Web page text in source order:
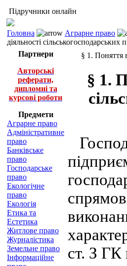
Підручники онлайн
Головна Аграрне право
діяльності
Партнери
Авторські
реферати,
дипломні та
курсові роботи
Предмети
Аграрне право
Адміністративне
право
Банківське
право
Господарське
право
Екологічне
право
Екологія
Етика та
Естетика
Житлове право
Журналістика
Земельне право
Інформаційне
§ 1. Поняття
§ 1.
ст. З ГК